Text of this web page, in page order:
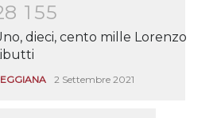
8 1 55
dieci, cento mille Lorenzo
2 Settembre 2021